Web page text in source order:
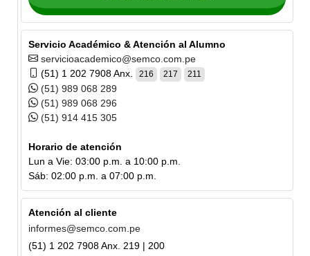
Servicio Académico & Atención al Alumno
servicioacademico@semco.com.pe
(51) 1 202 7908 Anx.
216 217 211
(51) 989 068 289
(51) 989 068 296
(51) 914 415 305
Horario de atención
Lun a Vie: 03:00 p.m. a 10:00 p.m.
Sáb: 02:00 p.m. a 07:00 p.m.
Atención al cliente
informes@semco.com.pe
(51) 1 202 7908 Anx. 219 | 200